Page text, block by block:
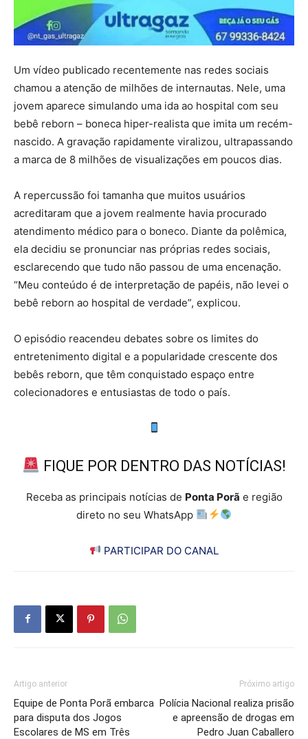
Um vídeo publicado recentemente nas redes sociais
chamou a atenção de milhões de internautas. Nele, uma
jovem aparece simulando uma ida ao hospital com seu
bebê reborn – boneca hiper-realista que imita um recém-
nascido. A gravação rapidamente viralizou, ultrapassando
a marca de 8 milhões de visualizações em poucos dias.
A repercussão foi tamanha que muitos usuários
acreditaram que a jovem realmente havia procurado
atendimento médico para o boneco. Diante da polêmica,
ela decidiu se pronunciar nas próprias redes sociais,
esclarecendo que tudo não passou de uma encenação.
“Meu conteúdo é de interpretação de papéis, não levei o
bebê reborn ao hospital de verdade”, explicou.
O episódio reacendeu debates sobre os limites do
entretenimento digital e a popularidade crescente dos
bebês reborn, que têm conquistado espaço entre
colecionadores e entusiastas de todo o país.
FIQUE POR DENTRO DAS NOTÍCIAS!
Receba as principais notícias de Ponta Porã e região
direto no seu WhatsApp
PARTICIPAR DO CANAL
Artigo anterior
Equipe de Ponta Porã embarca
para disputa dos Jogos
Escolares de MS em Três
Próximo artigo
Polícia Nacional realiza prisão
e apreensão de drogas em
Pedro Juan Caballero